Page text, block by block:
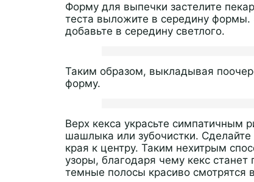
Форму для выпечки застелите
теста выложите в середину
добавьте в середину светлого.
Таким образом, выкладывая
форму.
Верх кекса украсьте симпатичным
шашлыка или зубочистки. Сделайте
края к центру. Таким нехитрым
узоры, благодаря чему кекс
темные полосы красиво смотрятся